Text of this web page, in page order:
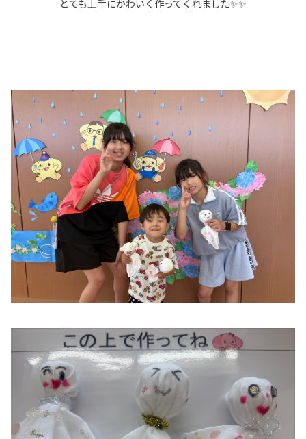
とても上手にかわいく作ってくれました✨✨